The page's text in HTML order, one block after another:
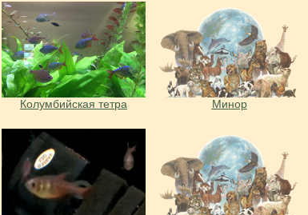
Колумбийская тетра Минор